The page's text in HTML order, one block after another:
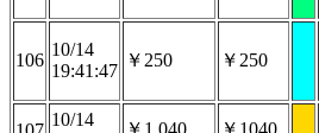
106
10/14
19:41:47
￥250 ￥250
10/14
￥1,040 ￥1040